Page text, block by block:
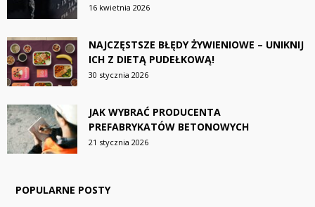
16 kwietnia 2026
NAJCZĘSTSZE BŁĘDY ŻYWIENIOWE – UNIKNIJ
ICH Z DIETĄ PUDEŁKOWĄ!
30 stycznia 2026
JAK WYBRAĆ PRODUCENTA
PREFABRYKATÓW BETONOWYCH
21 stycznia 2026
POPULARNE POSTY